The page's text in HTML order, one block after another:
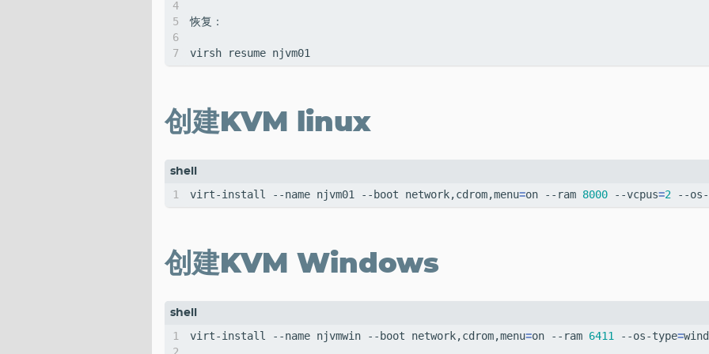
4
6
7
创建KVM linux
virt-install --name njvm01 --boot network,cdrom,menu=on --ram 8000 --vcpus=2 --
创建KVM Windows
virt-install --name njvmwin --boot network,cdrom,menu=on --ram 6411 --os-type=